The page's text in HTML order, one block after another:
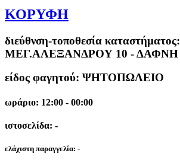
ΚΟΡΥΦΗ
διεύθνση-τοποθεσία καταστήματος:
ΜΕΓ.ΑΛΕΞΑΝΔΡΟΥ 10 - ΔΑΦΝΗ
είδος φαγητού: ΨΗΤΟΠΩΛΕΙΟ
ωράριο: 12:00 - 00:00
ιστοσελίδα: -
ελάχιστη παραγγελία: -